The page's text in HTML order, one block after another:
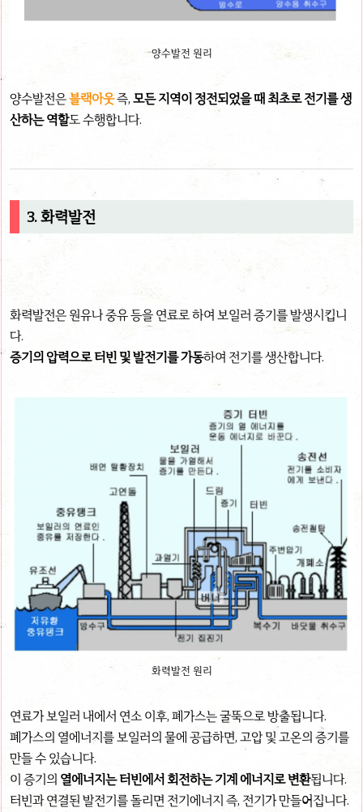
양수발전 원리
양수발전은블랙아웃즉, 모든 지역이 정전되었을 때 최초로 전기를 생
산하는 역할도 수행합니다.
3. 화력발전
화력발전은 원유나 중유 등을 연료로 하여 보일러 증기를 발생시킵니
다.
증기의 압력으로 터빈 및 발전기를 가동하여 전기를 생산합니다.
화력발전 원리
연료가 보일러 내에서 연소 이후, 폐가스는 굴뚝으로 방출됩니다.
폐가스의 열에너지를 보일러의 물에 공급하면, 고압 및 고온의 증기를
만들 수 있습니다.
이 증기의 열에너지는 터빈에서 회전하는 기계 에너지로 변환됩니다.
터빈과 연결된 발전기를 돌리면 전기에너지 즉, 전기가 만들어집니다.